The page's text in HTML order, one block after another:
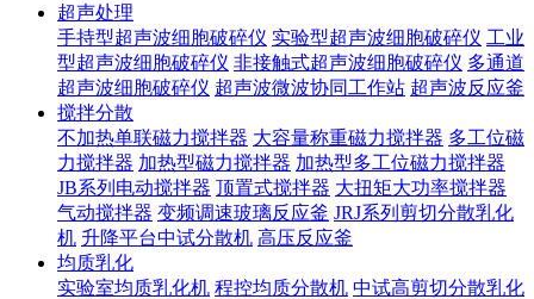
超声处理
手持型超声波细胞破碎仪 实验型超声波细胞破碎仪 工业
型超声波细胞破碎仪 非接触式超声波细胞破碎仪 多通道
超声波细胞破碎仪 超声波微波协同工作站 超声波反应釜
搅拌分散
不加热单联磁力搅拌器 大容量称重磁力搅拌器 多工位磁
力搅拌器 加热型磁力搅拌器 加热型多工位磁力搅拌器
JB系列电动搅拌器 顶置式搅拌器 大扭矩大功率搅拌器
气动搅拌器 变频调速玻璃反应釜 JRJ系列剪切分散乳化
机 升降平台中试分散机 高压反应釜
均质乳化
实验室均质乳化机 程控均质分散机 中试高剪切分散乳化